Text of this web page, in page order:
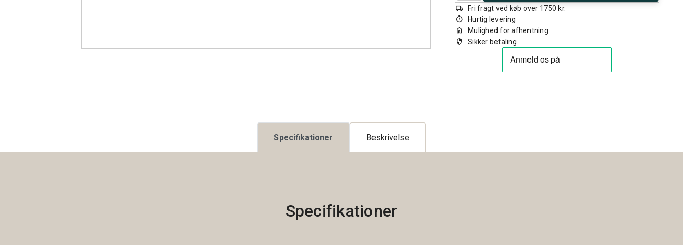
local_shipping Fri fragt ved køb over 1750 kr.
timer Hurtig levering
home Mulighed for afhentning
security Sikker betaling
Specifikationer Beskrivelse
Specifikationer